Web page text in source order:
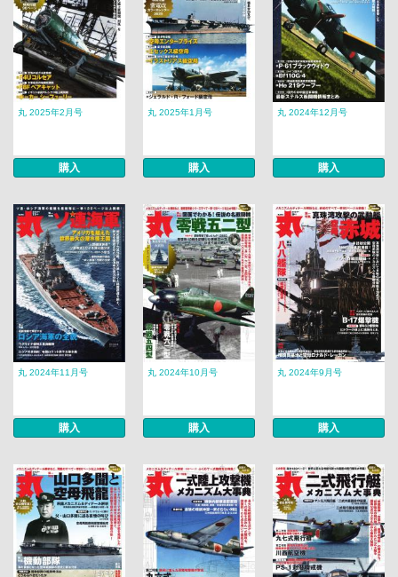
丸 2025年2月号
購入
丸 2025年1月号
購入
丸 2024年12月号
購入
丸 2024年11月号
購入
丸 2024年10月号
購入
丸 2024年9月号
購入